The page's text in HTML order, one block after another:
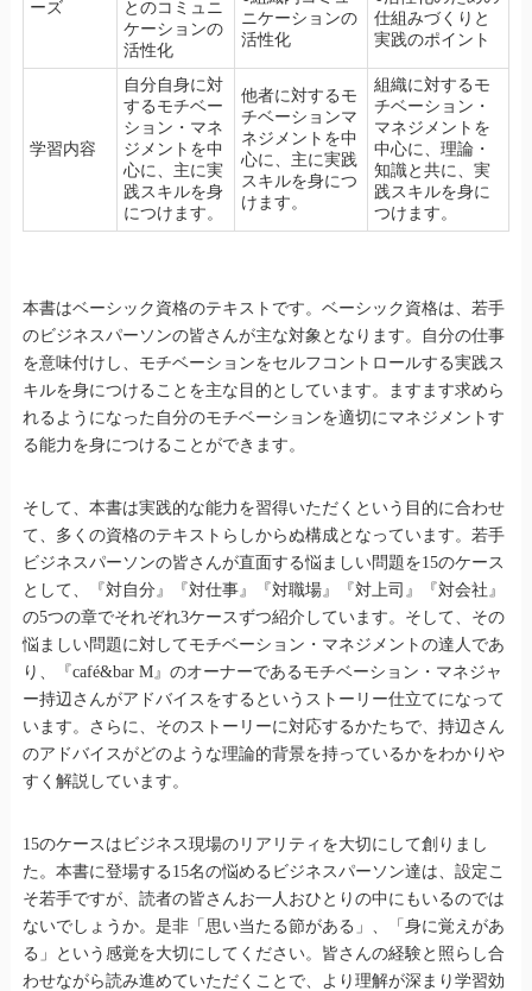
ーズ
とのコミュニ
ケーションの
活性化
ニケーションの
活性化
仕組みづくりと
実践のポイント
学習内容
自分自身に対
するモチベー
ション・マネ
ジメントを中
心に、主に実
践スキルを身
につけます。
他者に対するモ
チベーションマ
ネジメントを中
心に、主に実践
スキルを身につ
けます。
組織に対するモ
チベーション・
マネジメントを
中心に、理論・
知識と共に、実
践スキルを身に
つけます。
本書はベーシック資格のテキストです。ベーシック資格は、若手
のビジネスパーソンの皆さんが主な対象となります。自分の仕事
を意味付けし、モチベーションをセルフコントロールする実践ス
キルを身につけることを主な目的としています。ますます求めら
れるようになった自分のモチベーションを適切にマネジメントす
る能力を身につけることができます。
そして、本書は実践的な能力を習得いただくという目的に合わせ
て、多くの資格のテキストらしからぬ構成となっています。若手
ビジネスパーソンの皆さんが直面する悩ましい問題を15のケース
として、『対自分』『対仕事』『対職場』『対上司』『対会社』
の5つの章でそれぞれ3ケースずつ紹介しています。そして、その
悩ましい問題に対してモチベーション・マネジメントの達人であ
り、『café&bar M』のオーナーであるモチベーション・マネジャ
ー持辺さんがアドバイスをするというストーリー仕立てになって
います。さらに、そのストーリーに対応するかたちで、持辺さん
のアドバイスがどのような理論的背景を持っているかをわかりや
すく解説しています。
15のケースはビジネス現場のリアリティを大切にして創りまし
た。本書に登場する15名の悩めるビジネスパーソン達は、設定こ
そ若手ですが、読者の皆さんお一人おひとりの中にもいるのでは
ないでしょうか。是非「思い当たる節がある」、「身に覚えがあ
る」という感覚を大切にしてください。皆さんの経験と照らし合
わせながら読み進めていただくことで、より理解が深まり学習効